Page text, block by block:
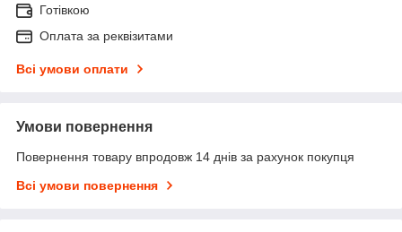
Готівкою
Оплата за реквізитами
Всі умови оплати
Умови повернення
Повернення товару впродовж 14 днів за рахунок покупця
Всі умови повернення